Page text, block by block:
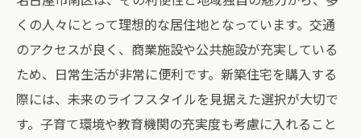
くの人々にとって理想的な居住地となっています。交通
のアクセスが良く、商業施設や公共施設が充実している
ため、日常生活が非常に便利です。新築住宅を購入する
際には、未来のライフスタイルを見据えた選択が大切で
す。子育て環境や教育機関の充実度も考慮に入れること